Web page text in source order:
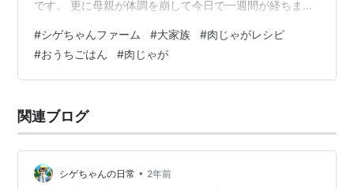
です。 更に母親が体調を崩して今日で一週間が経ちまし
と言う訳でそんな日は『肉じゃが』が食べたくなります
よね！！ 本日のメニュー：基本の肉じゃが 材料と調味料
のご紹介 美味しい肉じゃがの作り方 作り方その①：下
作り方その②：牛小間切れ肉を食べやすい大きさにカッ
トする 作り方その③鍋に油を引き牛肉を炒め…
#シゲちゃんファーム #大家族 #肉じゃがレシピ
#おうちごはん #肉じゃが
関連ブログ
シゲちゃんの日常 • 2年前